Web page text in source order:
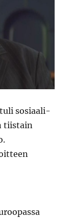
tuli sosiaali-
tiistain